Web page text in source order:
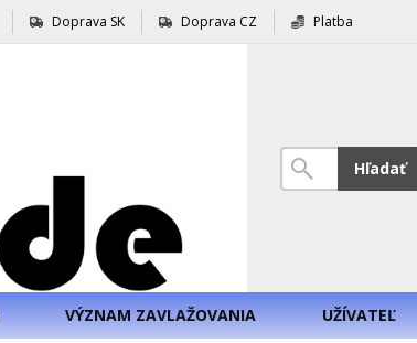
Doprava SK Doprava CZ Platba
Hľadať
VÝZNAM ZAVLAŽOVANIA UŽÍVATEĽ